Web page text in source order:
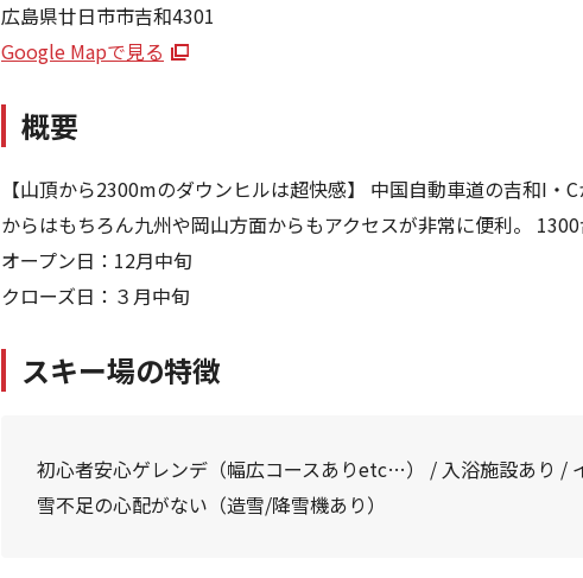
広島県廿日市市吉和4301
Google Mapで見る
概要
【山頂から2300mのダウンヒルは超快感】 中国自動車道の吉和I
からはもちろん九州や岡山方面からもアクセスが非常に便利。
オープン日：12月中旬
クローズ日：３月中旬
スキー場の特徴
初心者安心ゲレンデ（幅広コースありetc…） / 入浴施設あり /
雪不足の心配がない（造雪/降雪機あり）